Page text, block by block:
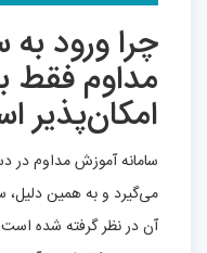
چرا ورود به
مداوم فقط
امکان‌پذیر
سامانه آموزش مداوم در
می‌گیرد و به همین دلیل،
آن در نظر گرفته شده است.